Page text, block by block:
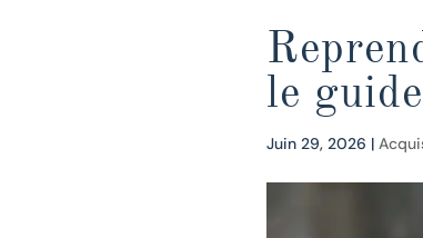
le
Juin 29, 2026 |